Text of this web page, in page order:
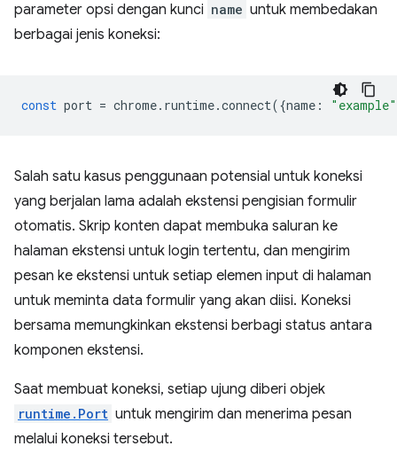
parameter opsi dengan kunci name untuk membedakan
berbagai jenis koneksi:
const port = chrome. runtime.connect({name : "example"
Salah satu kasus penggunaan potensial untuk koneksi
yang berjalan lama adalah ekstensi pengisian formulir
otomatis. Skrip konten dapat membuka saluran ke
halaman ekstensi untuk login tertentu, dan mengirim
pesan ke ekstensi untuk setiap elemen input di halaman
untuk meminta data formulir yang akan diisi. Koneksi
bersama memungkinkan ekstensi berbagi status antara
komponen ekstensi.
Saat membuat koneksi, setiap ujung diberi objek
runtime.Port untuk mengirim dan menerima pesan
melalui koneksi tersebut.